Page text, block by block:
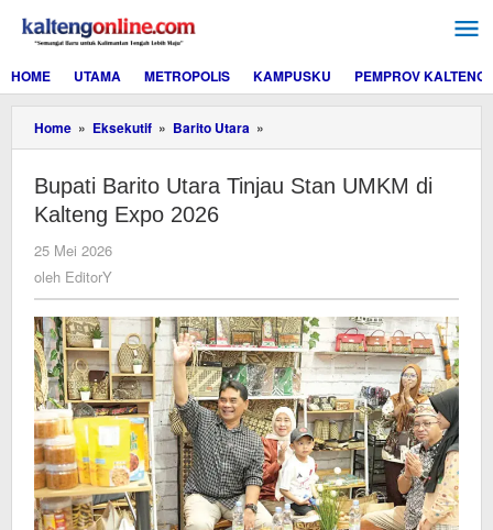
konten
HOME
UTAMA METROPOLIS KAMPUSKU PEMPROV KALTENG
Home » Eksekutif » Barito Utara »
Barito
Tinjau
2026
Bupati Barito Utara Tinjau Stan UMKM di
Kalteng Expo 2026
25 Mei 2026
oleh EditorY